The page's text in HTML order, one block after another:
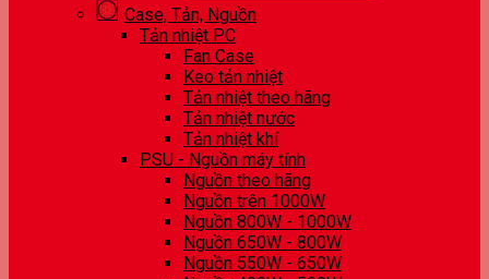
Case, Tản, Nguồn
Tản nhiệt PC
Fan Case
Keo tản nhiệt
Tản nhiệt theo hãng
Tản nhiệt nước
Tản nhiệt khí
PSU - Nguồn máy tính
Nguồn theo hãng
Nguồn trên 1000W
Nguồn 800W - 1000W
Nguồn 650W - 800W
Nguồn 550W - 650W